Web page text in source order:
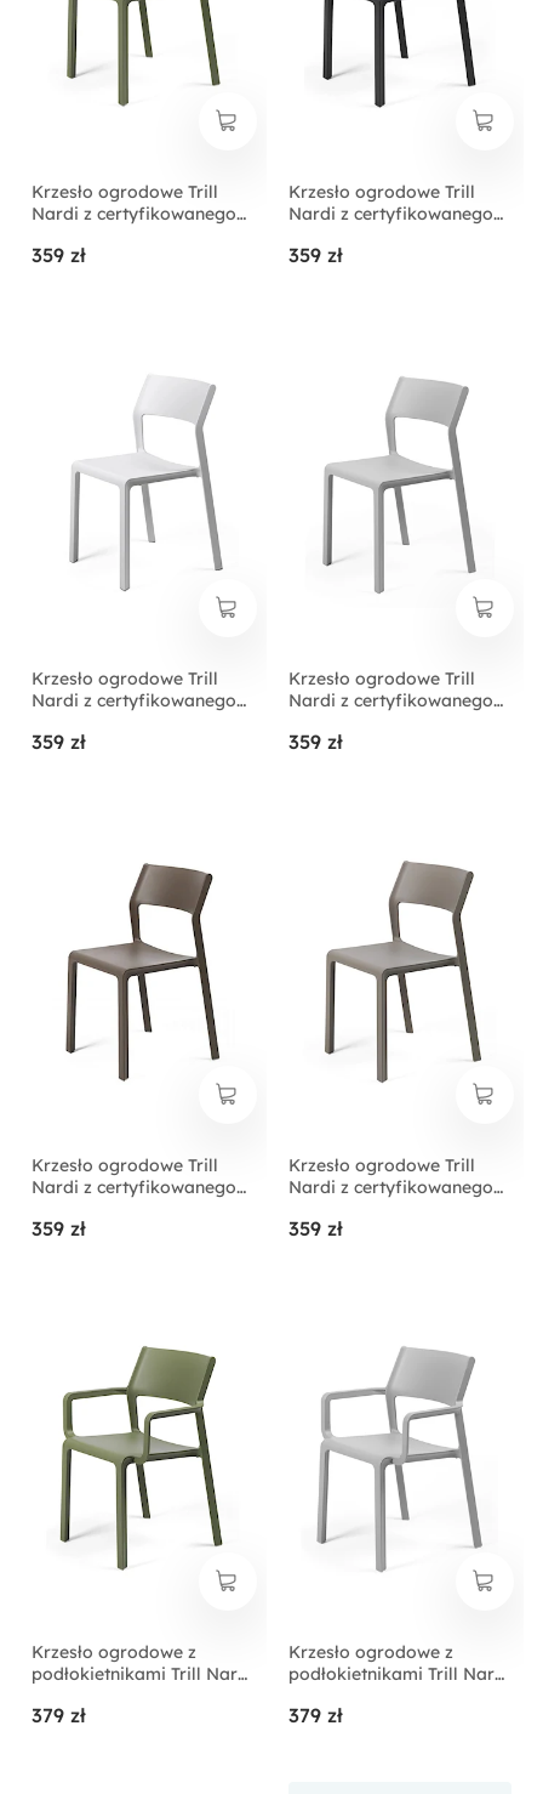
Krzesło ogrodowe Trill
Nardi z certyfikowanego
359 zł
Krzesło ogrodowe Trill
Nardi z certyfikowanego
359 zł
Krzesło ogrodowe Trill
Nardi z certyfikowanego
359 zł
Krzesło ogrodowe Trill
Nardi z certyfikowanego
359 zł
Krzesło ogrodowe Trill
Nardi z certyfikowanego
359 zł
Krzesło ogrodowe Trill
Nardi z certyfikowanego
359 zł
Krzesło ogrodowe z
podłokietnikami Trill Nardi
tworzywa zielone
379 zł
Krzesło ogrodowe z
podłokietnikami Trill Nardi
tworzywa szare
379 zł